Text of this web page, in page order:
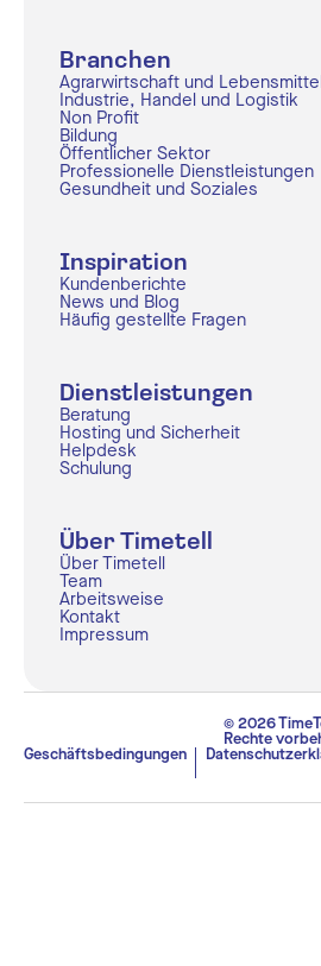
Branchen
Agrarwirtschaft und
Industrie, Handel und Logistik
Non Profit
Bildung
Öffentlicher Sektor
Professionelle Dienstleistungen
Gesundheit und Soziales
Inspiration
Kundenberichte
News und Blog
Häufig gestellte Fragen
Dienstleistungen
Beratung
Hosting und Sicherheit
Helpdesk
Schulung
Über Timetell
Über Timetell
Team
Arbeitsweise
Kontakt
Impressum
© 2026
Rechte
Geschäftsbedingungen